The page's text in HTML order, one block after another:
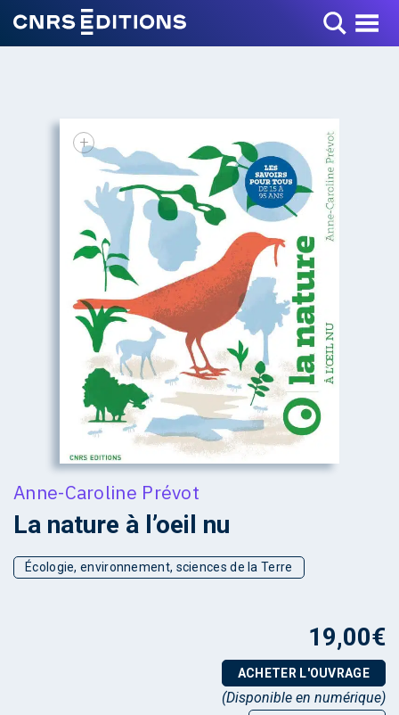
Toggle Menu
+
Anne-Caroline Prévot
La nature à l’oeil nu
Écologie, environnement, sciences de la Terre
19,00€
ACHETER L'OUVRAGE
(Disponible en numérique)